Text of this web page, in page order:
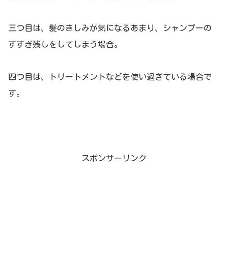
三つ目は、髪のきしみが気になるあまり、シャンプーの
すすぎ残しをしてしまう場合。
四つ目は、トリートメントなどを使い過ぎている場合で
す。
スポンサーリンク